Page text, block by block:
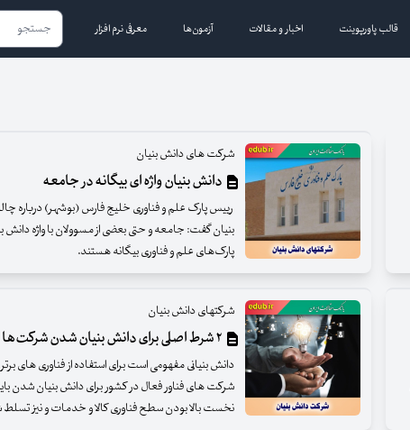
قالب پاورپوینت اخبار و مقالات آزمون‌ها معرفی نرم افزار
شرکت های دانش بنیان
دانش بنیان واژه ای بیگانه در جامعه
رییس پارک علم و فناوری خلیج فارس (بوشهر)
بنیان گفت: جامعه و حتی بعضی از مسوولان با واژه
پارک‌های علم و فناوری بیگانه هستند.
شرکتهای دانش بنیان
دانش بنیانی مفهومی است برای استفاده از فناوری های
شرکت های فناور فعال در کشور برای دانش بنیان شدن
نخست بالا بودن سطح فناوری کالا و خدمات و نیز